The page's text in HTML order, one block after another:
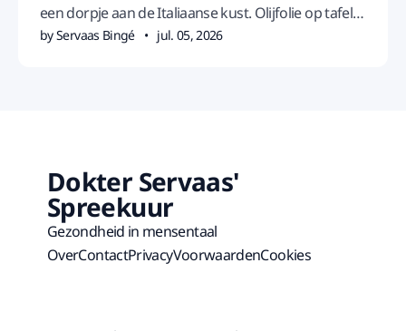
een dorpje aan de Italiaanse kust. Olijfolie op tafel,
wat vis, brood, een glas wijn. Hij wordt bijna
by Servaas Bingé jul. 05, 2026
Dokter Servaas'
Spreekuur
Gezondheid in mensentaal
OverContactPrivacyVoorwaardenCookies